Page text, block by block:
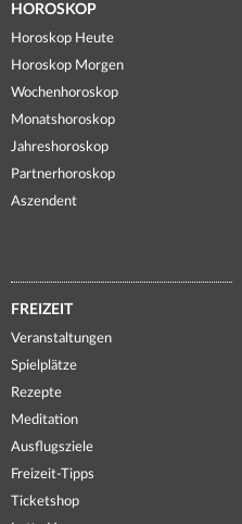
HOROSKOP
Horoskop Heute
Horoskop Morgen
Wochenhoroskop
Monatshoroskop
Jahreshoroskop
Partnerhoroskop
Aszendent
FREIZEIT
Veranstaltungen
Spielplätze
Rezepte
Meditation
Ausflugsziele
Freizeit-Tipps
Ticketshop